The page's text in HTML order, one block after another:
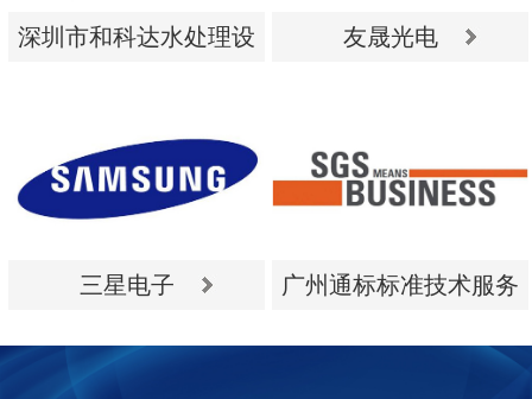
深圳市和科达水处理设
深圳市和科达水处理设
备有限公司
友晟光电
友晟光电
三星电子
广州通标标准技术服务